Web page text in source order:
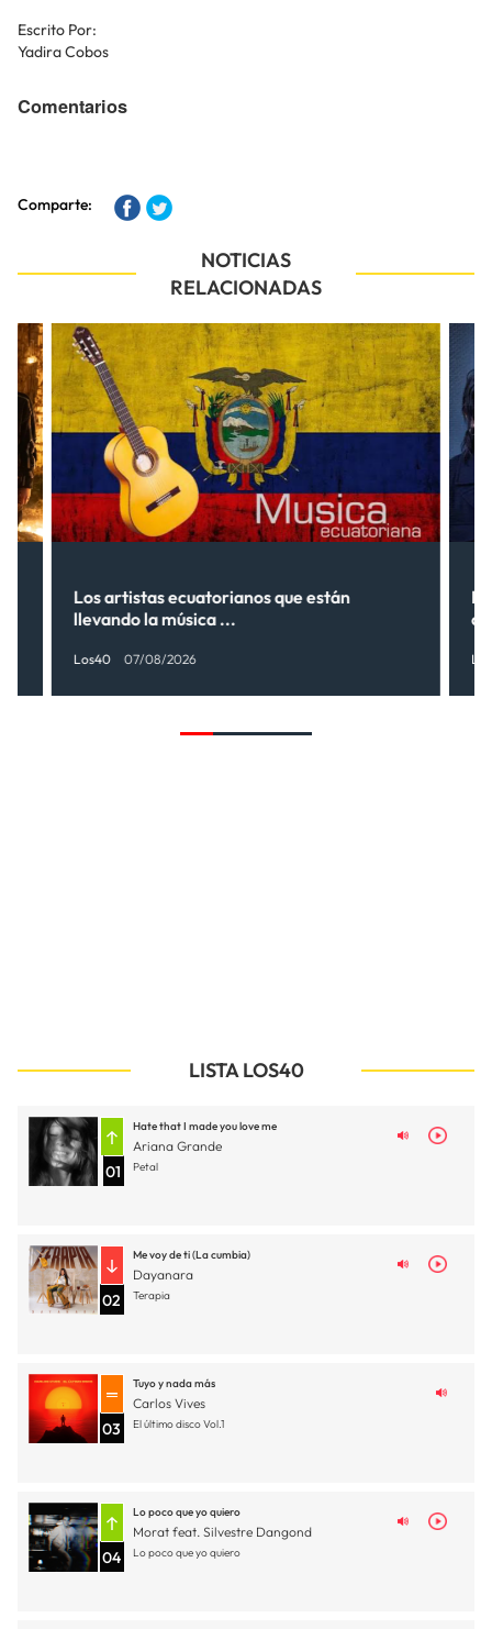
Escrito Por:
Yadira Cobos
Comentarios
Comparte:
NOTICIAS
RELACIONADAS
Los artistas ecuatorianos que están
llevando la música ...
Los40 07/08/2026
LISTA LOS40
01
Hate that I made you love me
Ariana Grande
Petal
02
Me voy de ti (La cumbia)
Dayanara
Terapia
03
Tuyo y nada más
Carlos Vives
El último disco Vol.1
04
Lo poco que yo quiero
Morat feat. Silvestre Dangond
Lo poco que yo quiero